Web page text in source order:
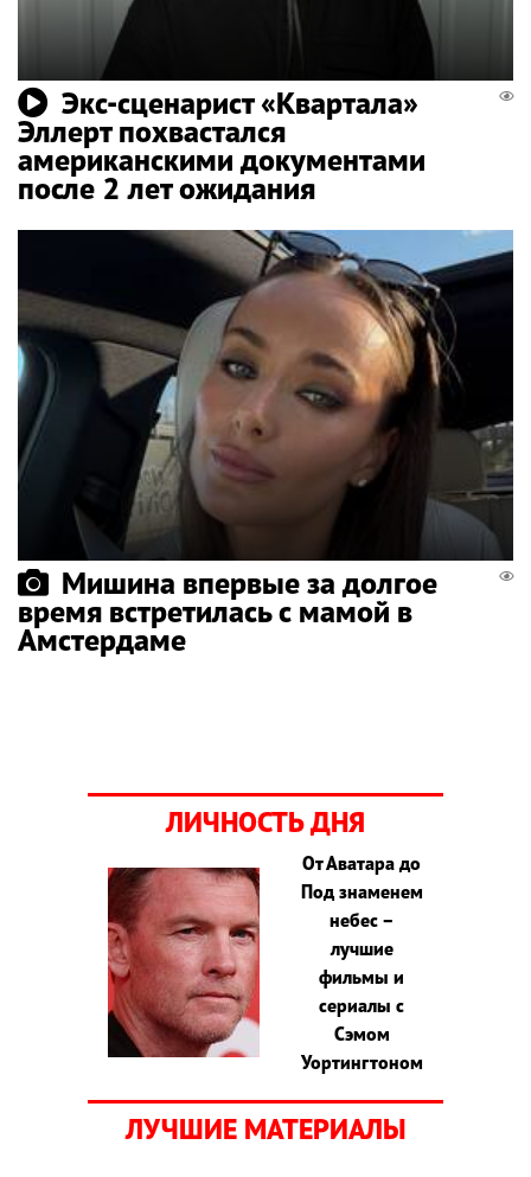
Экс-сценарист «Квартала»
Эллерт похвастался
американскими документами
после 2 лет ожидания
Мишина впервые за долгое
время встретилась с мамой в
Амстердаме
ЛИЧНОСТЬ ДНЯ
От Аватара до
Под знаменем
небес –
лучшие
фильмы и
сериалы с
Сэмом
Уортингтоном
ЛУЧШИЕ МАТЕРИАЛЫ